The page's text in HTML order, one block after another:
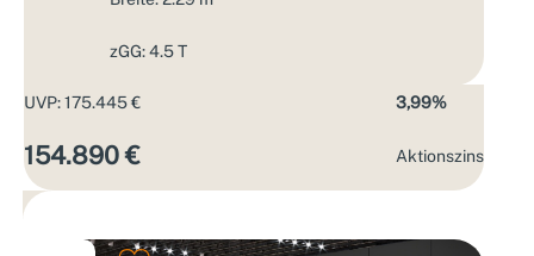
zGG: 4.5 T
UVP: 175.445 €
154.890 €
3,99%
Aktions­zins